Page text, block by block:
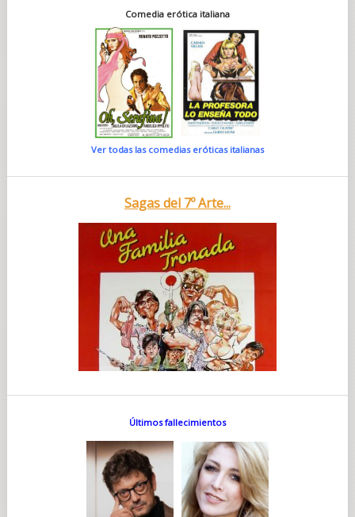
Comedia erótica italiana
Ver todas las comedias eróticas italianas
Sagas del 7º Arte...
Últimos fallecimientos